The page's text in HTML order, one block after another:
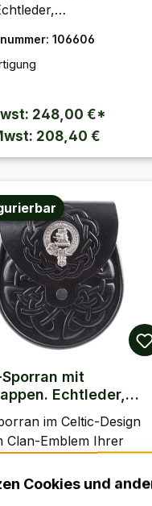
Preis ohne
100% Leder,
106606
248,00 €*
208,40 €
mit
Echtleder,
im Celtic-Design
Clan-Emblem Ihrer
in
106600
Cookies und